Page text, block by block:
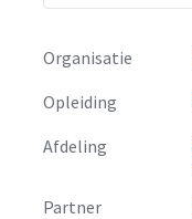
Organisatie
Opleiding
Afdeling
Partner